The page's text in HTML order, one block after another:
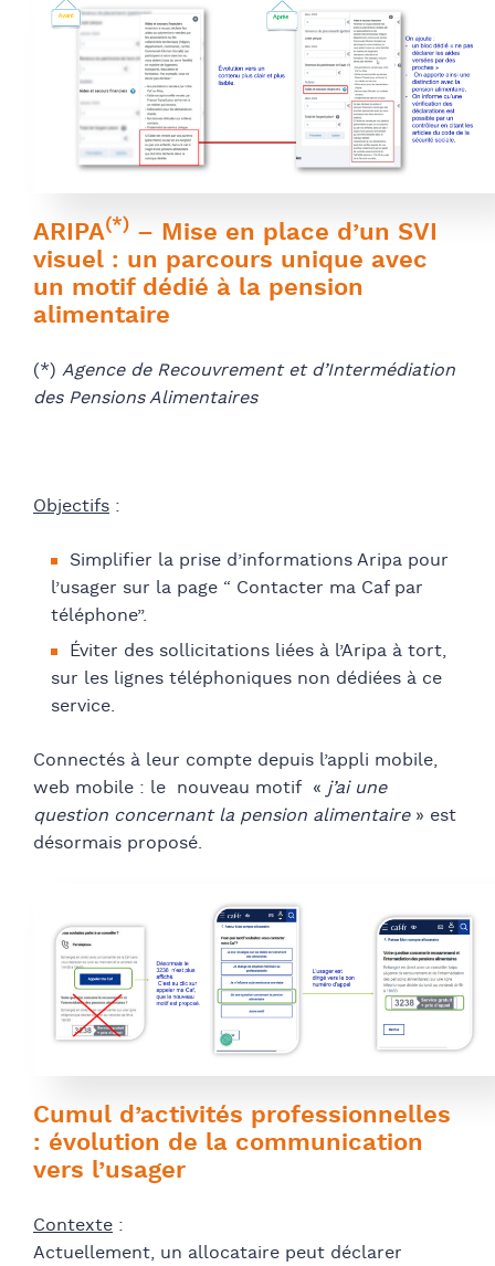
ARIPA(*) – Mise en place d’un SVI
visuel : un parcours unique avec
un motif dédié à la pension
alimentaire
(*) Agence de Recouvrement et d’Intermédiation
des Pensions Alimentaires
Objectifs :
Simplifier la prise d’informations Aripa pour
l’usager sur la page “ Contacter ma Caf par
téléphone”.
Éviter des sollicitations liées à l’Aripa à tort,
sur les lignes téléphoniques non dédiées à ce
service.
Connectés à leur compte depuis l’appli mobile,
web mobile : le nouveau motif « j’ai une
question concernant la pension alimentaire » est
désormais proposé.
Cumul d’activités professionnelles
: évolution de la communication
vers l’usager
Contexte :
Actuellement, un allocataire peut déclarer